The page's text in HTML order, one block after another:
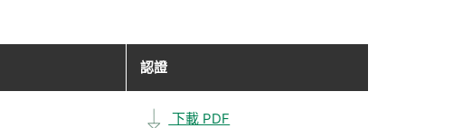
認證
下載 PDF